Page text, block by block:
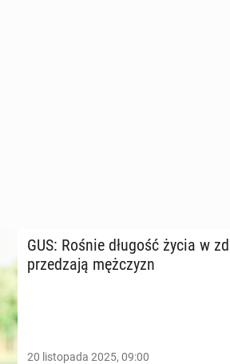
GUS: Rośnie długość życia w
prze­dza­ją męż­czyzn
20 listopada 2025, 09:00